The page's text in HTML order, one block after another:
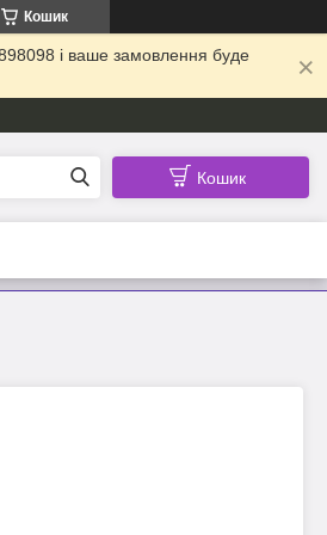
Кошик
і ваше замовлення буде
Кошик